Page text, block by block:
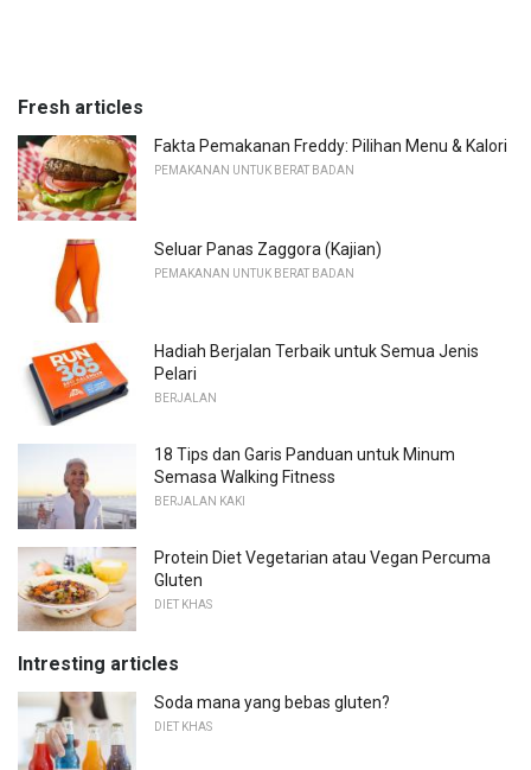
Fresh articles
Fakta Pemakanan Freddy: Pilihan Menu & Kalori
PEMAKANAN UNTUK BERAT BADAN
Seluar Panas Zaggora (Kajian)
PEMAKANAN UNTUK BERAT BADAN
Hadiah Berjalan Terbaik untuk Semua Jenis
Pelari
BERJALAN
18 Tips dan Garis Panduan untuk Minum
Semasa Walking Fitness
BERJALAN KAKI
Protein Diet Vegetarian atau Vegan Percuma
Gluten
DIET KHAS
Intresting articles
Soda mana yang bebas gluten?
DIET KHAS